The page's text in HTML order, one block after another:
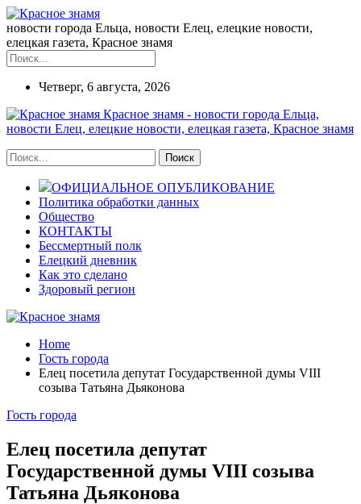
новости города Ельца, новости Елец, елецкие новости,
елецкая газета, Красное знамя
Четверг, 6 августа, 2026
Красное знамя - новости города Ельца,
новости Елец, елецкие новости, елецкая газета, Красное знамя
ОФИЦИАЛЬНОЕ ОПУБЛИКОВАНИЕ
Политика обработки данных
Общество
КОНТАКТЫ
Бессмертный полк
Елецкий дневник
Как это сделано
Здоровый регион
Home
Гость города
Елец посетила депутат Государственной думы VIII
созыва Татьяна Дьяконова
Гость города
Елец посетила депутат
Государственной думы VIII созыва
Татьяна Дьяконова